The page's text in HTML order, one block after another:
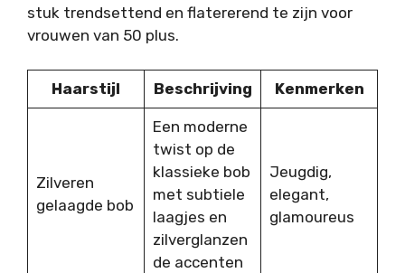
stuk trendsettend en flatererend te zijn voor
vrouwen van 50 plus.
Haarstijl Beschrijving Kenmerken
Zilveren
gelaagde bob
Een moderne
twist op de
klassieke bob
met subtiele
laagjes en
zilverglanzen
de accenten
Jeugdig,
elegant,
glamoureus